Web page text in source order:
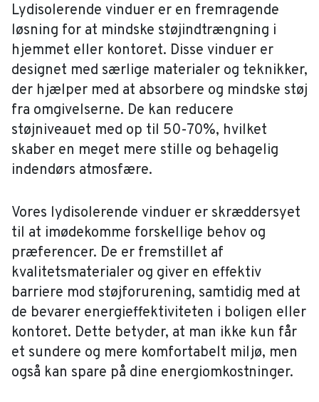
Lydisolerende vinduer er en fremragende
løsning for at mindske støjindtrængning i
hjemmet eller kontoret. Disse vinduer er
designet med særlige materialer og teknikker,
der hjælper med at absorbere og mindske støj
fra omgivelserne. De kan reducere
støjniveauet med op til 50-70%, hvilket
skaber en meget mere stille og behagelig
indendørs atmosfære.
Vores lydisolerende vinduer er skræddersyet
til at imødekomme forskellige behov og
præferencer. De er fremstillet af
kvalitetsmaterialer og giver en effektiv
barriere mod støjforurening, samtidig med at
de bevarer energieffektiviteten i boligen eller
kontoret. Dette betyder, at man ikke kun får
et sundere og mere komfortabelt miljø, men
også kan spare på dine energiomkostninger.